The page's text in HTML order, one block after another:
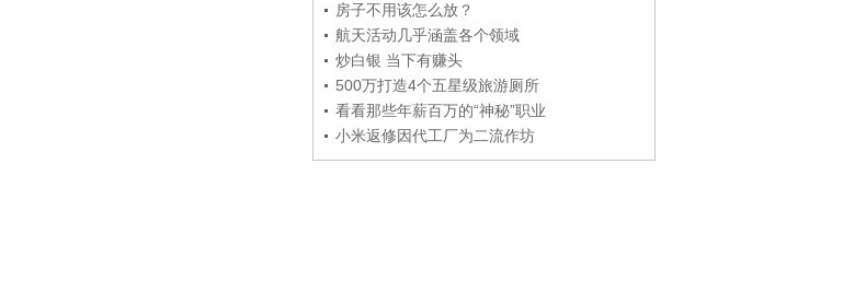
房子不用该怎么放？
航天活动几乎涵盖各个领域
炒白银 当下有赚头
500万打造4个五星级旅游厕所
看看那些年薪百万的“神秘”职业
小米返修因代工厂为二流作坊